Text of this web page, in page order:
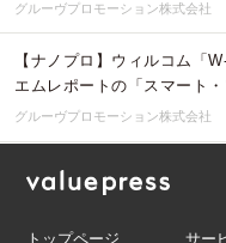
グルーヴプロモーション株式会社
【ナノプロ】ウィルコム「
エムレポートの「スマート
グルーヴプロモーション株式会社
トップページ サー